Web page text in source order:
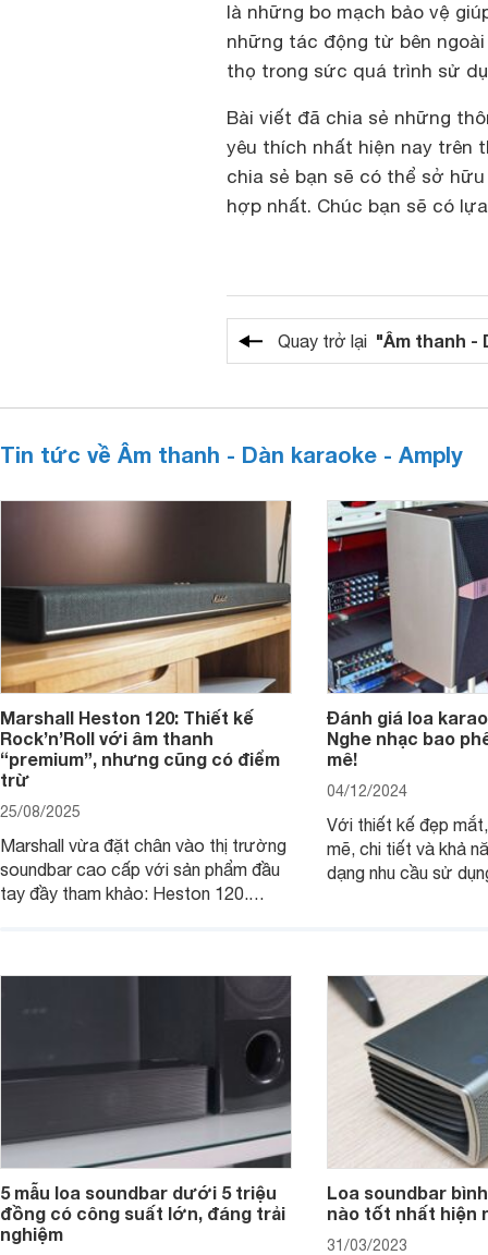
là những bo mạch bảo vệ
những tác động từ bên
thọ trong sức quá trình sử
Bài viết đã chia sẻ những
yêu thích nhất hiện nay trên
chia sẻ bạn sẽ có thể sở
hợp nhất. Chúc bạn sẽ có
Quay trở lại "Âm thanh -
Tin tức về Âm thanh - Dàn karaoke - Amply
Marshall Heston 120: Thiết kế
Rock’n’Roll với âm thanh
“premium”, nhưng cũng có điểm
trừ
25/08/2025
Marshall vừa đặt chân vào thị trường
soundbar cao cấp với sản phẩm đầu
tay đầy tham khảo: Heston 120.
Đánh giá loa
Nghe nhạc bao
mê!
04/12/2024
Với thiết kế đẹp
mẽ, chi tiết và khả
dạng nhu cầu sử
những sự kiện giải trí.
5 mẫu loa soundbar dưới 5 triệu
đồng có công suất lớn, đáng trải
nghiệm
Loa soundbar
nào tốt nhất hiện
31/03/2023